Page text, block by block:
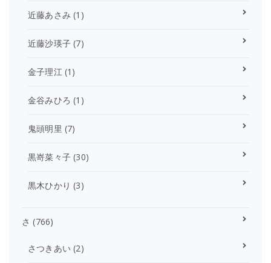
近藤あさみ (1)
近藤沙瑛子 (7)
金子理江(1)
金谷みひろ (1)
鬼頭明里 (7)
黒嵜菜々子 (30)
黒木ひかり (3)
さ (766)
さつきあい (2)